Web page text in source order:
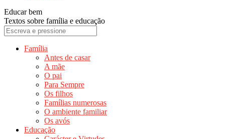
Educar bem
Textos sobre família e educação
Família
Antes de casar
A mãe
O pai
Para Sempre
Os filhos
Famílias numerosas
O ambiente familiar
Os avós
Educação